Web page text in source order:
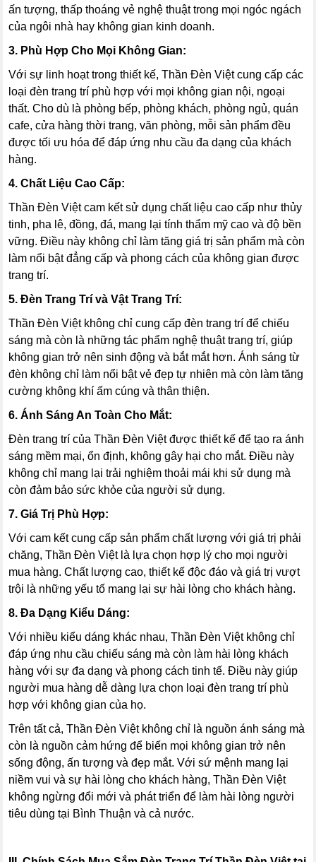
ấn tượng, thấp thoáng vẻ nghệ thuật trong mọi ngóc ngách
của ngôi nhà hay không gian kinh doanh.
3. Phù Hợp Cho Mọi Không Gian:
Với sự linh hoạt trong thiết kế, Thần Đèn Việt cung cấp các
loại đèn trang trí phù hợp với mọi không gian nội, ngoại
thất. Cho dù là phòng bếp, phòng khách, phòng ngủ, quán
cafe, cửa hàng thời trang, văn phòng, mỗi sản phẩm đều
được tối ưu hóa để đáp ứng nhu cầu đa dạng của khách
hàng.
4. Chất Liệu Cao Cấp:
Thần Đèn Việt cam kết sử dụng chất liệu cao cấp như thủy
tinh, pha lê, đồng, đá, mang lại tính thẩm mỹ cao và độ bền
vững. Điều này không chỉ làm tăng giá trị sản phẩm mà còn
làm nổi bật đẳng cấp và phong cách của không gian được
trang trí.
5. Đèn Trang Trí và Vật Trang Trí:
Thần Đèn Việt không chỉ cung cấp đèn trang trí để chiếu
sáng mà còn là những tác phẩm nghệ thuật trang trí, giúp
không gian trở nên sinh động và bắt mắt hơn. Ánh sáng từ
đèn không chỉ làm nổi bật vẻ đẹp tự nhiên mà còn làm tăng
cường không khí ấm cúng và thân thiện.
6. Ánh Sáng An Toàn Cho Mắt:
Đèn trang trí của Thần Đèn Việt được thiết kế để tạo ra ánh
sáng mềm mại, ổn định, không gây hại cho mắt. Điều này
không chỉ mang lại trải nghiệm thoải mái khi sử dụng mà
còn đảm bảo sức khỏe của người sử dụng.
7. Giá Trị Phù Hợp:
Với cam kết cung cấp sản phẩm chất lượng với giá trị phải
chăng, Thần Đèn Việt là lựa chọn hợp lý cho mọi người
mua hàng. Chất lượng cao, thiết kế độc đáo và giá trị vượt
trội là những yếu tố mang lại sự hài lòng cho khách hàng.
8. Đa Dạng Kiểu Dáng:
Với nhiều kiểu dáng khác nhau, Thần Đèn Việt không chỉ
đáp ứng nhu cầu chiếu sáng mà còn làm hài lòng khách
hàng với sự đa dạng và phong cách tinh tế. Điều này giúp
người mua hàng dễ dàng lựa chọn loại đèn trang trí phù
hợp với không gian của họ.
Trên tất cả, Thần Đèn Việt không chỉ là nguồn ánh sáng mà
còn là nguồn cảm hứng để biến mọi không gian trở nên
sống động, ấn tượng và đẹp mắt. Với sứ mệnh mang lại
niềm vui và sự hài lòng cho khách hàng, Thần Đèn Việt
không ngừng đổi mới và phát triển để làm hài lòng người
tiêu dùng tại Bình Thuận và cả nước.